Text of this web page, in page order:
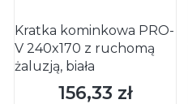
Kratka kominkowa PRO-
V 240x170 z ruchomą
żaluzją, biała
Cena
156,33 zł